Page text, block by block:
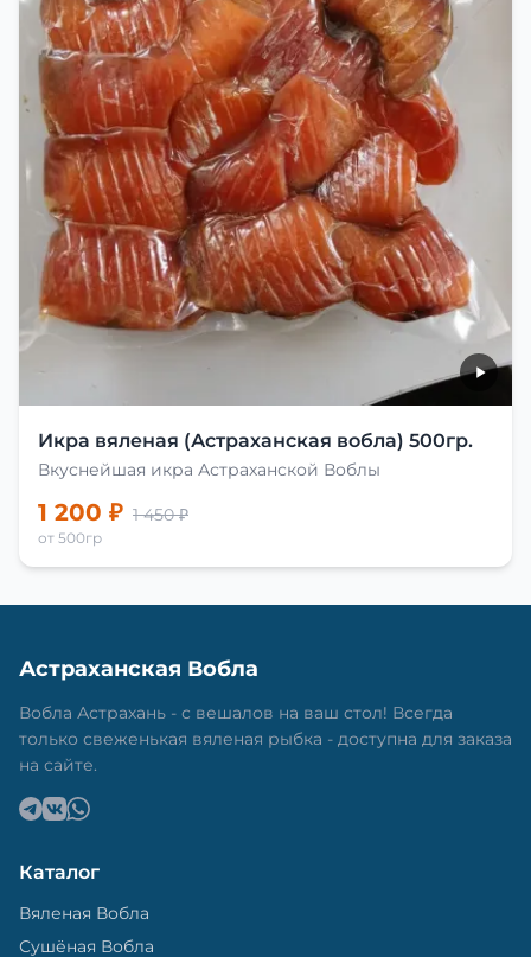
Икра вяленая (Астраханская вобла) 500гр.
Вкуснейшая икра Астраханской Воблы
1 200 ₽ 1 450 ₽
от 500гр
Астраханская Вобла
Вобла Астрахань - с вешалов на ваш стол! Всегда
только свеженькая вяленая рыбка - доступна для заказа
на сайте.
Каталог
Вяленая Вобла
Сушёная Вобла